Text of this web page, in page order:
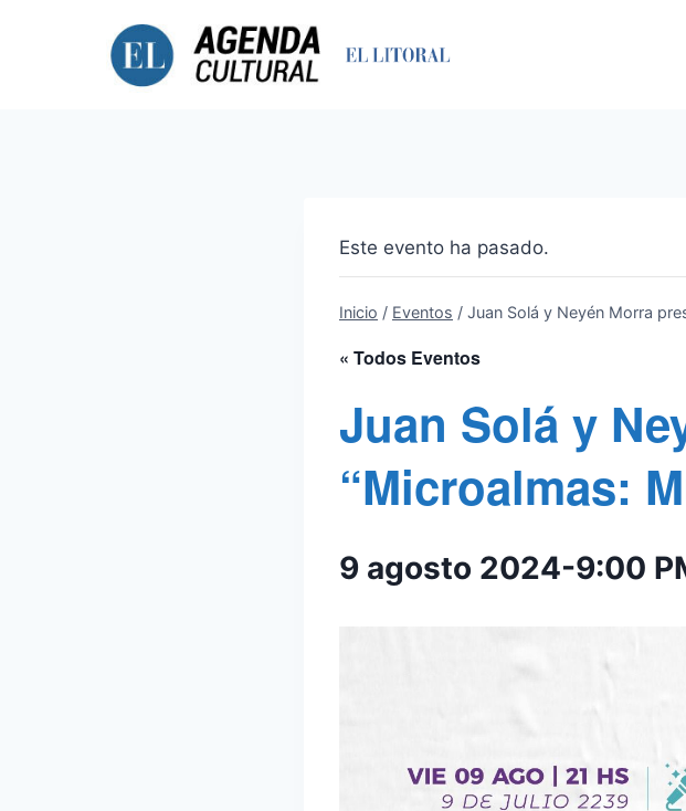
Este evento ha pasado.
Inicio / Eventos / Juan Solá y Neyén Morra
« Todos Eventos
Juan Solá y
“Microalmas:
9 agosto 2024-9:00